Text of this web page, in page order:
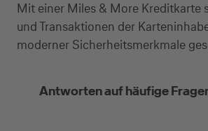
Mit einer Miles & More Kreditkarte
und Transaktionen der
moderner Sicherheitsmerkmale
Antworten auf häufige